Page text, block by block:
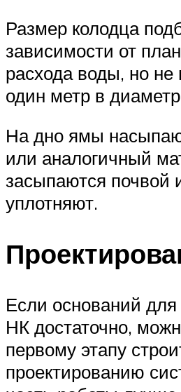
Размер колодца
зависимости от
расхода воды, но
один метр в
На дно ямы
или аналогичный
засыпаются почвой
уплотняют.
Если оснований для
НК достаточно,
первому этапу
проектированию